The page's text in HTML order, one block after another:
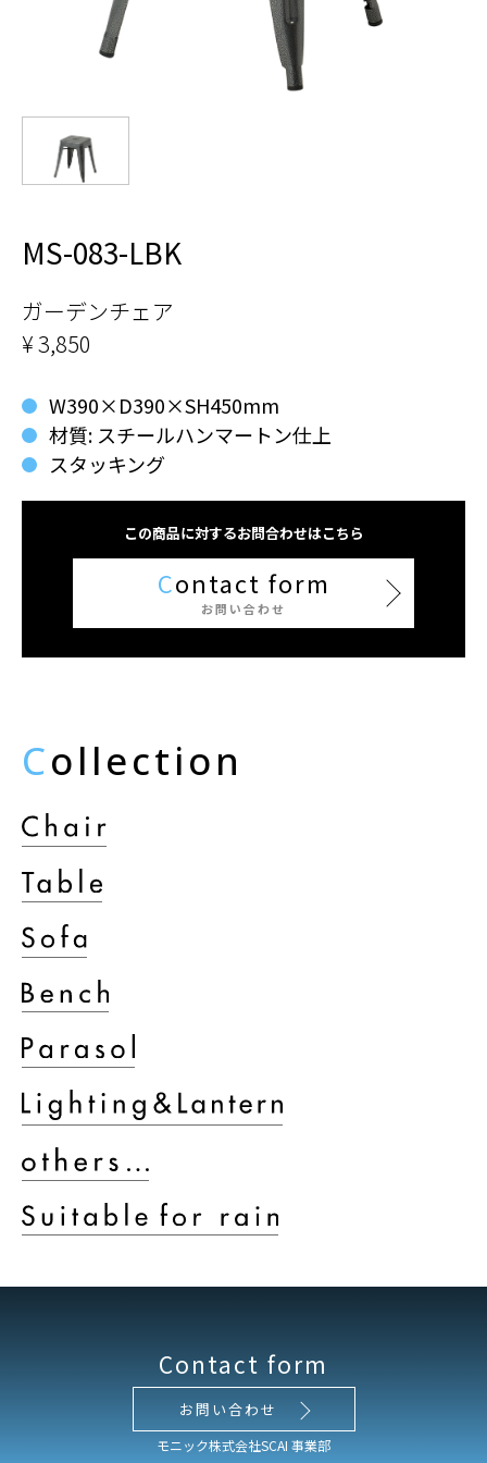
MS-083-LBK
ガーデンチェア
¥ 3,850
W390×D390×SH450mm
材質: スチールハンマートン仕上
スタッキング
この商品に対するお問合わせはこちら
Contact form
お問い合わせ
Collection
Contact form
お問い合わせ
モニック株式会社SCAI 事業部